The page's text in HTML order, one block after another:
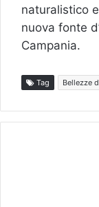
naturalistico
nuova fonte
Campania.
Tag Bellezze